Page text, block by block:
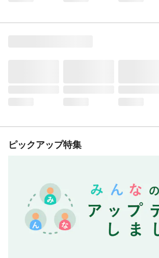
ピックアップ特集